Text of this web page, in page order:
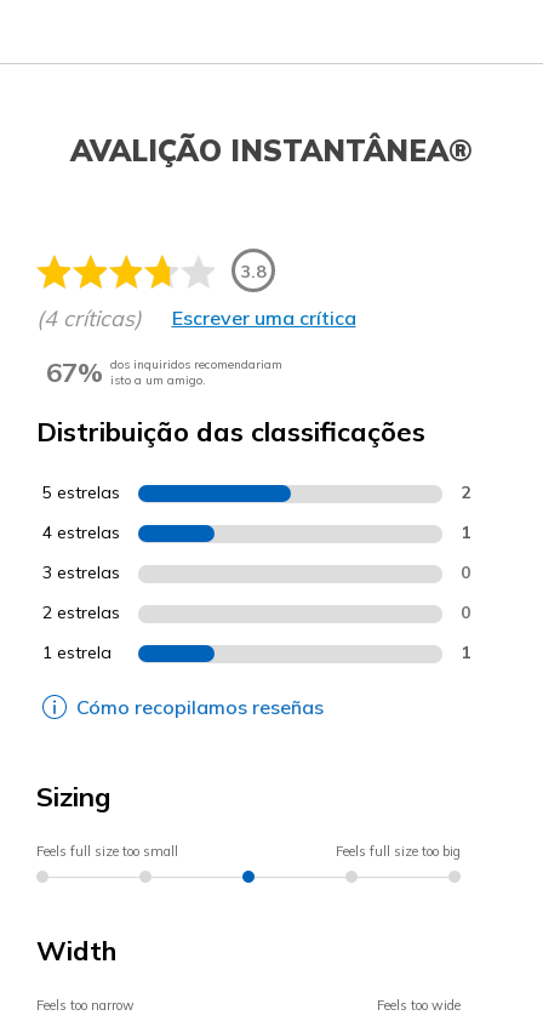
AVALIÇÃO INSTANTÂNEA®
3.8
(4 críticas) Escrever uma crítica
67% dos inquiridos recomendariam
isto a um amigo.
Distribuição das classificações
5 estrelas 2
4 estrelas 1
3 estrelas 0
2 estrelas 0
1 estrela 1
Cómo recopilamos reseñas
Sizing
Feels full size too small Feels full size too big
Width
Feels too narrow Feels too wide